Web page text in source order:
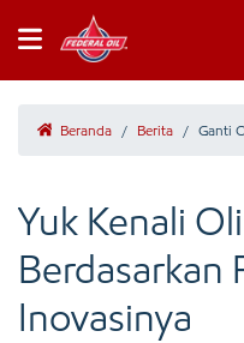
Beranda / Berita / Ganti
Yuk Kenali
Berdasarkan
Inovasinya